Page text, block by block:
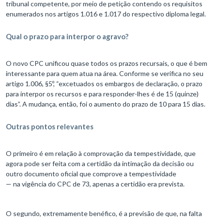
tribunal competente, por meio de petição contendo os requisitos
enumerados nos artigos 1.016 e 1.017 do respectivo diploma legal.
Qual o prazo para interpor o agravo?
O novo CPC unificou quase todos os prazos recursais, o que é bem
interessante para quem atua na área. Conforme se verifica no seu
artigo 1.006, §5º, “excetuados os embargos de declaração, o prazo
para interpor os recursos e para responder-lhes é de 15 (quinze)
dias”. A mudança, então, foi o aumento do prazo de 10 para 15 dias.
Outras pontos relevantes
O primeiro é em relação à comprovação da tempestividade, que
agora pode ser feita com a certidão da intimação da decisão ou
outro documento oficial que comprove a tempestividade
— na vigência do CPC de 73, apenas a certidão era prevista.
O segundo, extremamente benéfico, é a previsão de que, na falta